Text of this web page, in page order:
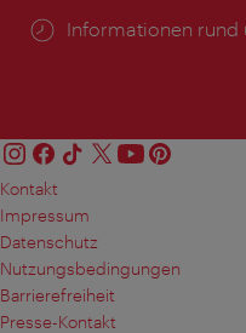
Öffnungszeiten:
Informationen rund
Kontakt
Impressum
Datenschutz
Nutzungsbedingungen
Barrierefreiheit
Presse-Kontakt